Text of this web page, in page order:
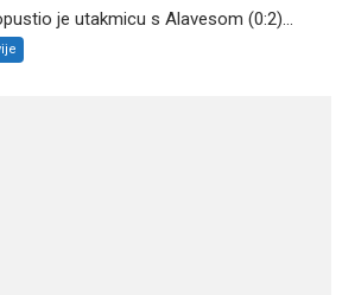
je utakmicu s Alavesom (0:2)...